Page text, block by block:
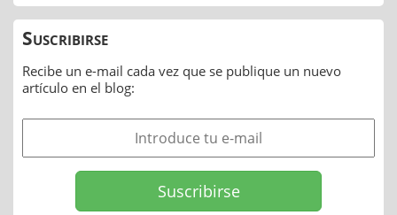
Suscribirse
Recibe un e-mail cada vez que se publique un nuevo
artículo en el blog: